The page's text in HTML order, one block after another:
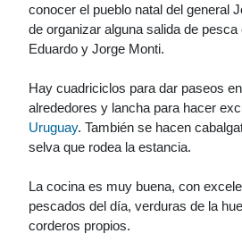
conocer el pueblo natal del general
de organizar alguna salida de pesca
Eduardo y Jorge Monti.
Hay cuadriciclos para dar paseos
alrededores y lancha para hacer
Uruguay. También se hacen
selva que rodea la estancia.
La cocina es muy buena, con
pescados del día, verduras de la
corderos propios.